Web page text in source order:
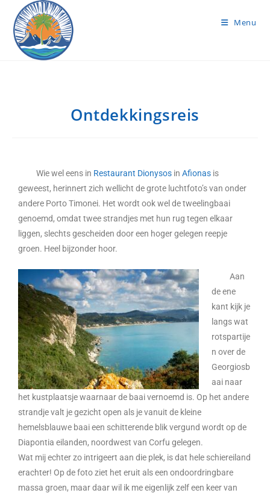
Menu
Ontdekkingsreis
Wie wel eens in Restaurant Dionysos in Afionas is
geweest, herinnert zich wellicht de grote luchtfoto’s van onder
andere Porto Timonei. Het wordt ook wel de tweelingbaai
genoemd, omdat twee strandjes met hun rug tegen elkaar
liggen, slechts gescheiden door een hoger gelegen reepje
groen. Heel bijzonder hoor.
Aan
de ene
kant kijk je
langs wat
rotspartije
n over de
Georgiosb
aai naar
het kustplaatsje waarnaar de baai vernoemd is. Op het andere
strandje valt je gezicht open als je vanuit de kleine
hemelsblauwe baai een schitterende blik vergund wordt op de
Diapontia eilanden, noordwest van Corfu gelegen.
Wat mij echter zo intrigeert aan die plek, is dat hele schiereiland
erachter! Op de foto ziet het eruit als een ondoordringbare
massa groen, maar daar wil ik me eigenlijk zelf een keer van